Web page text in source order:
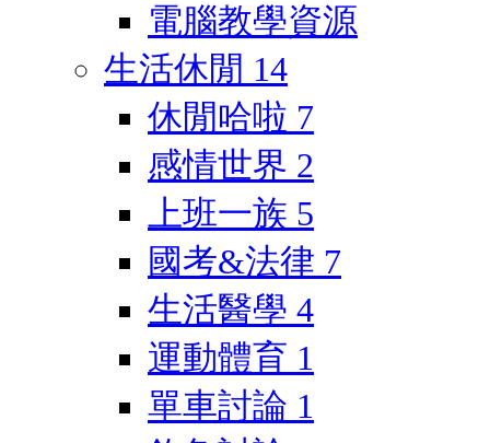
電腦教學資源
生活休閒 14
休閒哈啦 7
感情世界 2
上班一族 5
國考&法律 7
生活醫學 4
運動體育 1
單車討論 1